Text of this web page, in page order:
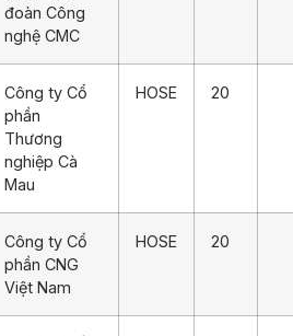
đoàn Công
nghệ CMC
Công ty Cổ
phần
Thương
nghiệp Cà
Mau
HOSE 20
Công ty Cổ
phần CNG
Việt Nam
HOSE 20